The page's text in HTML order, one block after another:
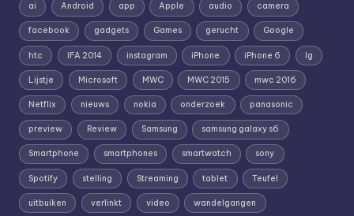
ai Android app Apple audio camera
facebook gadgets Games gerucht Google
htc IFA 2014 instagram iPhone iPhone 6 lg
Lijstje Microsoft MWC MWC 2015 mwc 2016
Netflix nieuws nokia onderzoek panasonic
preview Review Samsung samsung galaxy s6
Smartphone smartphones smartwatch sony
Spotify stelling Streaming tablet Teufel
uitbuiken verlinkt video wandelgangen